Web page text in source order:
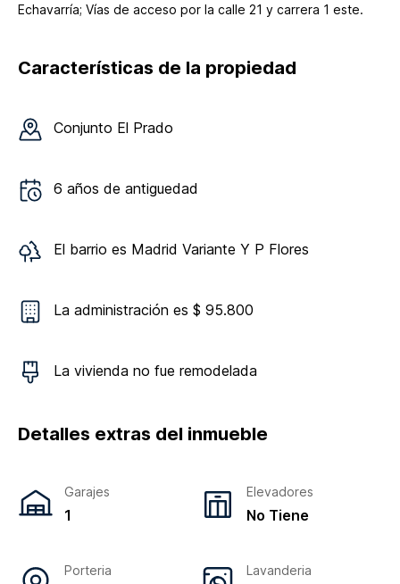
Echavarría; Vías de acceso por la calle 21 y carrera 1 este.
Características de la propiedad
Conjunto El Prado
6 años de antiguedad
El barrio es Madrid Variante Y P Flores
La administración es $ 95.800
La vivienda no fue remodelada
Detalles extras del inmueble
Garajes
1
Elevadores
No Tiene
Porteria Lavanderia